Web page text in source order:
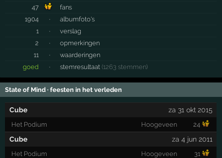
47
fans
1904
·
albumfoto's
1
·
verslag
2
·
opmerkingen
11
·
waarderingen
goed
· stemresultaat (1263 stemmen)
State of Mind · feesten in het verleden
Cube za 31 okt 2015
Het Podium Hoogeveen 24
Cube za 4 jun 2011
Het Podium Hoogeveen 31